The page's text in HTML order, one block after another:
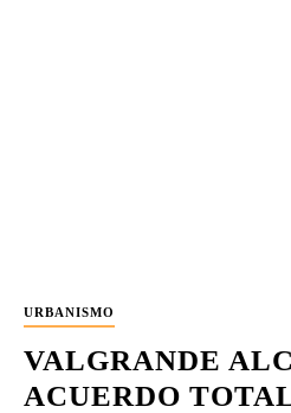
URBANISMO
VALGRANDE
ACUERDO